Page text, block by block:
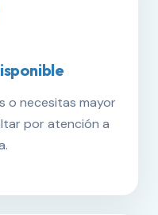
o necesitas mayor
por atención a